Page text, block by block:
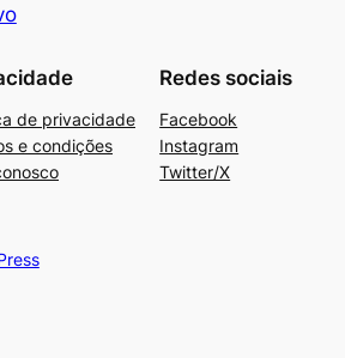
de privacidade
e condições
Redes sociais
Facebook
Instagram
Twitter/X